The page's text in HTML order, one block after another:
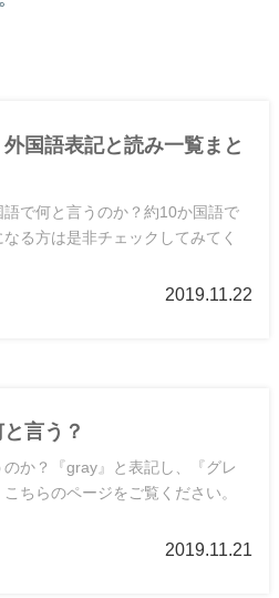
国語表記と読み一覧まと
語で何と言うのか？約10か国語で
る方は是非チェックしてみてく
2019.11.22
言う？
か？『gray』と表記し、『グレ
ちらのページをご覧ください。
2019.11.21